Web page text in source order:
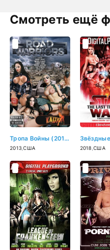
Смотреть ещё
Тропа Войны (2013)
2013 ,США 2018 ,США